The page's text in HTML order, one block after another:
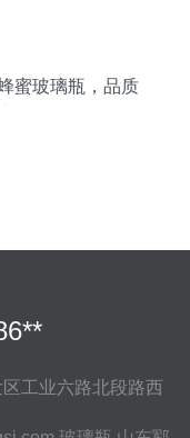
蜜玻璃瓶，品质
工业六路北段路西